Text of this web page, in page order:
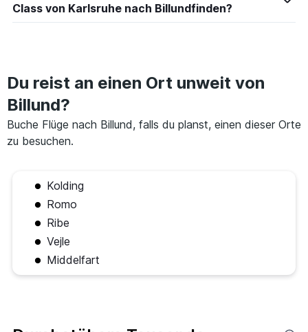
Class von Karlsruhe nach Billundfinden?
Du reist an einen Ort unweit von
Billund?
Buche Flüge nach Billund, falls du planst, einen dieser Orte
zu besuchen.
Kolding
Romo
Ribe
Vejle
Middelfart